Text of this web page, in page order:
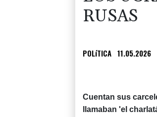
RUSAS
POLíTICA 11.05.2026
Cuentan sus
llamaban 'el